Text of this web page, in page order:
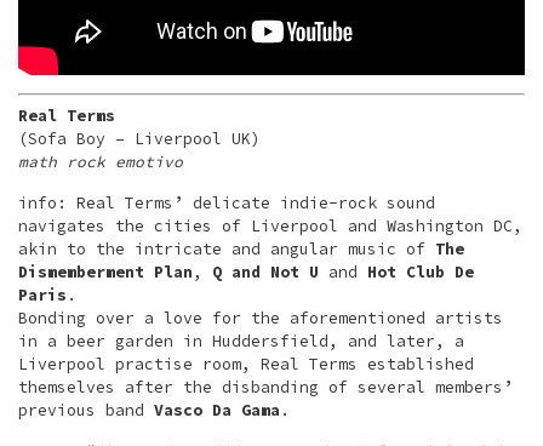
Real Terms
(Sofa Boy – Liverpool UK)
math rock emotivo
info: Real Terms’ delicate indie-rock sound
navigates the cities of Liverpool and Washington DC,
akin to the intricate and angular music of The
Dismemberment Plan, Q and Not U and Hot Club De
Paris .
Bonding over a love for the aforementioned artists
in a beer garden in Huddersfield, and later, a
Liverpool practise room, Real Terms established
themselves after the disbanding of several members’
previous band Vasco Da Gama .